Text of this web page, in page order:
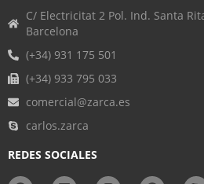
C/ Electricitat 2 Pol. Ind. Santa
Barcelona
(+34) 931 175 501
(+34) 933 795 033
comercial@zarca.es
carlos.zarca
REDES SOCIALES